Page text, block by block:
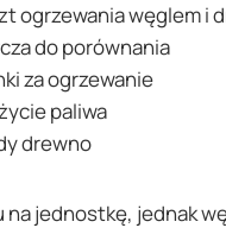
ogrzewania węglem i
do porównania
za ogrzewanie
paliwa
drewno
jednostkę, jednak